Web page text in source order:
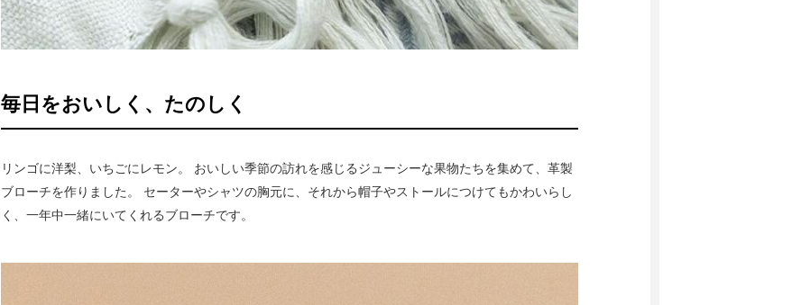
毎日をおいしく、たのしく
リンゴに洋梨、いちごにレモン。 おいしい季節の訪れを感じるジューシーな果物たちを集めて、革製
ブローチを作りました。 セーターやシャツの胸元に、それから帽子やストールにつけてもかわいらし
く、一年中一緒にいてくれるブローチです。